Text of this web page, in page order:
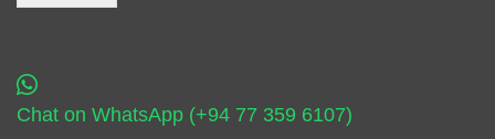
Chat on WhatsApp (+94 77 359 6107)